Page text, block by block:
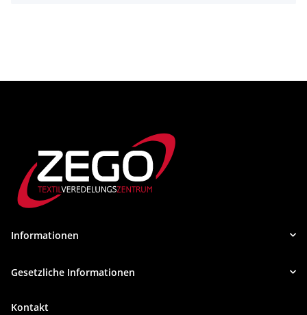
Informationen
Gesetzliche Informationen
Kontakt